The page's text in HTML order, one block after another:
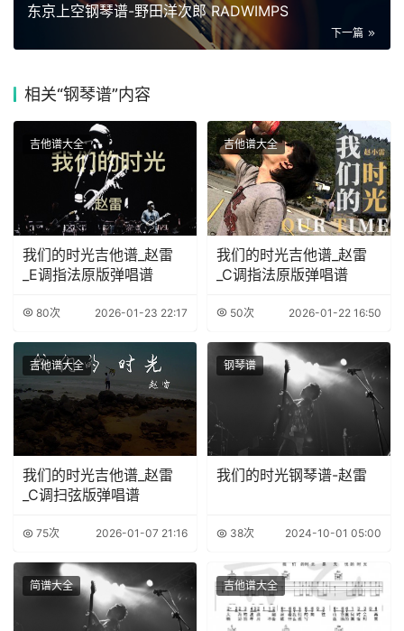
东京上空钢琴谱-野田洋次郎 RADWIMPS
下一篇
相关“钢琴谱”内容
吉他谱大全
我们的时光吉他谱_赵雷
_E调指法原版弹唱谱
80次 2026-01-23 22:17
吉他谱大全
我们的时光吉他谱_赵雷
_C调指法原版弹唱谱
50次 2026-01-22 16:50
吉他谱大全
我们的时光吉他谱_赵雷
_C调扫弦版弹唱谱
75次 2026-01-07 21:16
钢琴谱
我们的时光钢琴谱-赵雷
38次 2024-10-01 05:00
简谱大全 吉他谱大全